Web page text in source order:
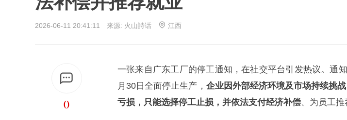
2026-06-11 20:41:11 来源: 火山詩话 江西
0
一张来自广东工厂的停工通知，在社交平台引发热议。通
月30日全面停止生产， 企业因外部经济环境及市场持续挑
亏损，只能选择停工止损，并依法支付经济补偿、为员工推